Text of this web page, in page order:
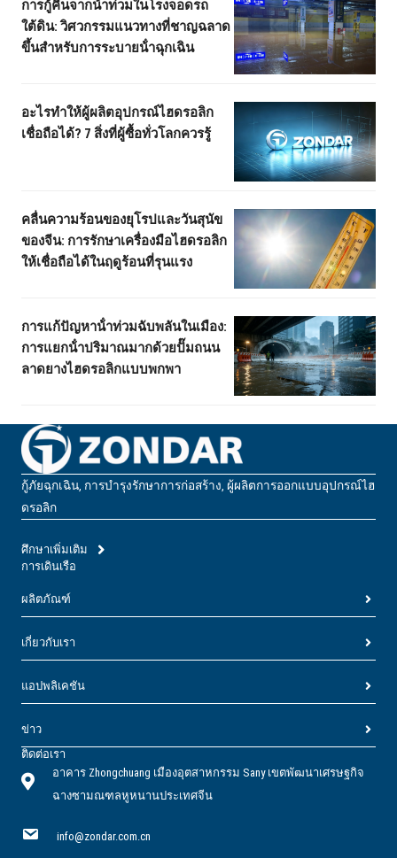
การกู้คืนจากน้ําท่วมในโรงจอดรถ
ใต้ดิน: วิศวกรรมแนวทางที่ชาญฉลาด
ขึ้นสําหรับการระบายน้ําฉุกเฉิน
อะไรทําให้ผู้ผลิตอุปกรณ์ไฮดรอลิก
เชื่อถือได้? 7 สิ่งที่ผู้ซื้อทั่วโลกควรรู้
คลื่นความร้อนของยุโรปและวันสุนัข
ของจีน: การรักษาเครื่องมือไฮดรอลิก
ให้เชื่อถือได้ในฤดูร้อนที่รุนแรง
การแก้ปัญหาน้ําท่วมฉับพลันในเมือง:
การแยกน้ําปริมาณมากด้วยปั๊มถนน
ลาดยางไฮดรอลิกแบบพกพา
กู้ภัยฉุกเฉิน, การบํารุงรักษาการก่อสร้าง, ผู้ผลิตการออกแบบอุปกรณ์ไฮ
ดรอลิก
ศึกษาเพิ่มเติม
การเดินเรือ
ผลิตภัณฑ์
เกี่ยวกับเรา
แอปพลิเคชัน
ข่าว
ติดต่อเรา
อาคาร Zhongchuang เมืองอุตสาหกรรม Sany เขตพัฒนาเศรษฐกิจ
ฉางซามณฑลหูหนานประเทศจีน
info@zondar.com.cn